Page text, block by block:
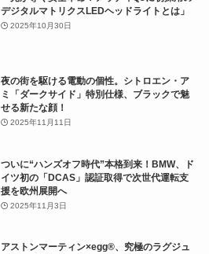
デジタルマトリクスLEDヘッドライトとは」
2025年10月30日
夜の街を駆ける電動の個性。シトロエン・ア
ミ「ダークサイド」特別仕様、ブラックで魅
せる新たな顔！
2025年11月11日
ついに“ハンズオフ時代”本格到来！BMW、ド
イツ初の「DCAS」認証取得で次世代運転支
援を欧州展開へ
2025年11月3日
アストンマーティン×egg®、究極のラグジュ